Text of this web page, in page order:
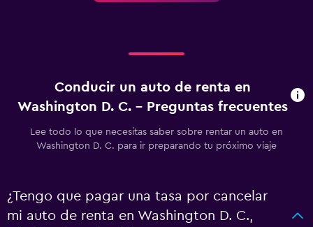
Conducir un auto de renta en
Washington D. C. - Preguntas frecuentes
Lee todo lo que necesitas saber sobre rentar un auto en
Washington D. C. para ir preparando tu próximo viaje
¿Tengo que pagar una tasa por cancelar
mi auto de renta en Washington D. C.,